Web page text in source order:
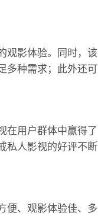
观影体验。同时，该
多种需求；此外还可
在用户群体中赢得了
私人影视的好评不断
便、观影体验佳、多